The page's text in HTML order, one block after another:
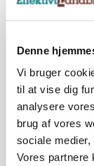
Denne
Vi bruger
til at vise dig
analysere
brug af vores
sociale medier,
Vores partnere
BUSINESS
Ejer eller
landbrugets
MARKED
Russisk